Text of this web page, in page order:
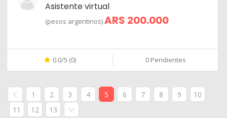
Asistente virtual
(pesos argentinos)ARS 200.000
0.0/5 (0) 0 Pendientes
1 2 3 4 5 6 7 8 9
10
11
12 13